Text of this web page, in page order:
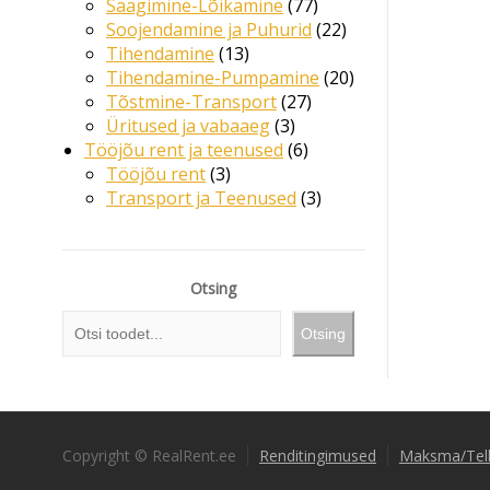
Saagimine-Lõikamine 77
Soojendamine ja Puhurid 22
Tihendamine 13
Tihendamine-Pumpamine 20
Tõstmine-Transport 27
Üritused ja vabaaeg 3
Tööjõu rent ja teenused 6
Tööjõu rent 3
Transport ja Teenused 3
Otsing
Otsing
Copyright © RealRent.ee Renditingimused Maksma/